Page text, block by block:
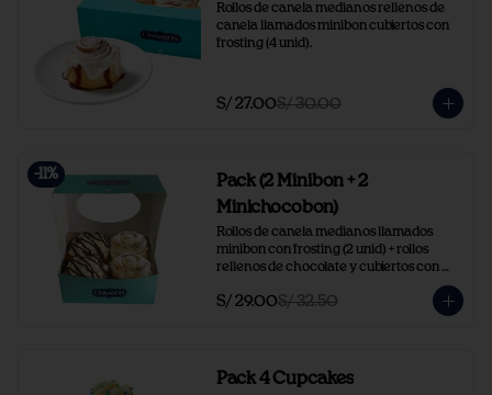
Rollos de canela medianos rellenos de
canela llamados minibon cubiertos con
frosting (4 unid).
S/ 27.00S/ 30.00
-11 %
Pack (2 Minibon + 2
Minichocobon)
Rollos de canela medianos llamados
minibon con frosting (2 unid) + rollos
rellenos de chocolate y cubiertos con
S/ 29.00S/ 32.50
Pack 4 Cupcakes